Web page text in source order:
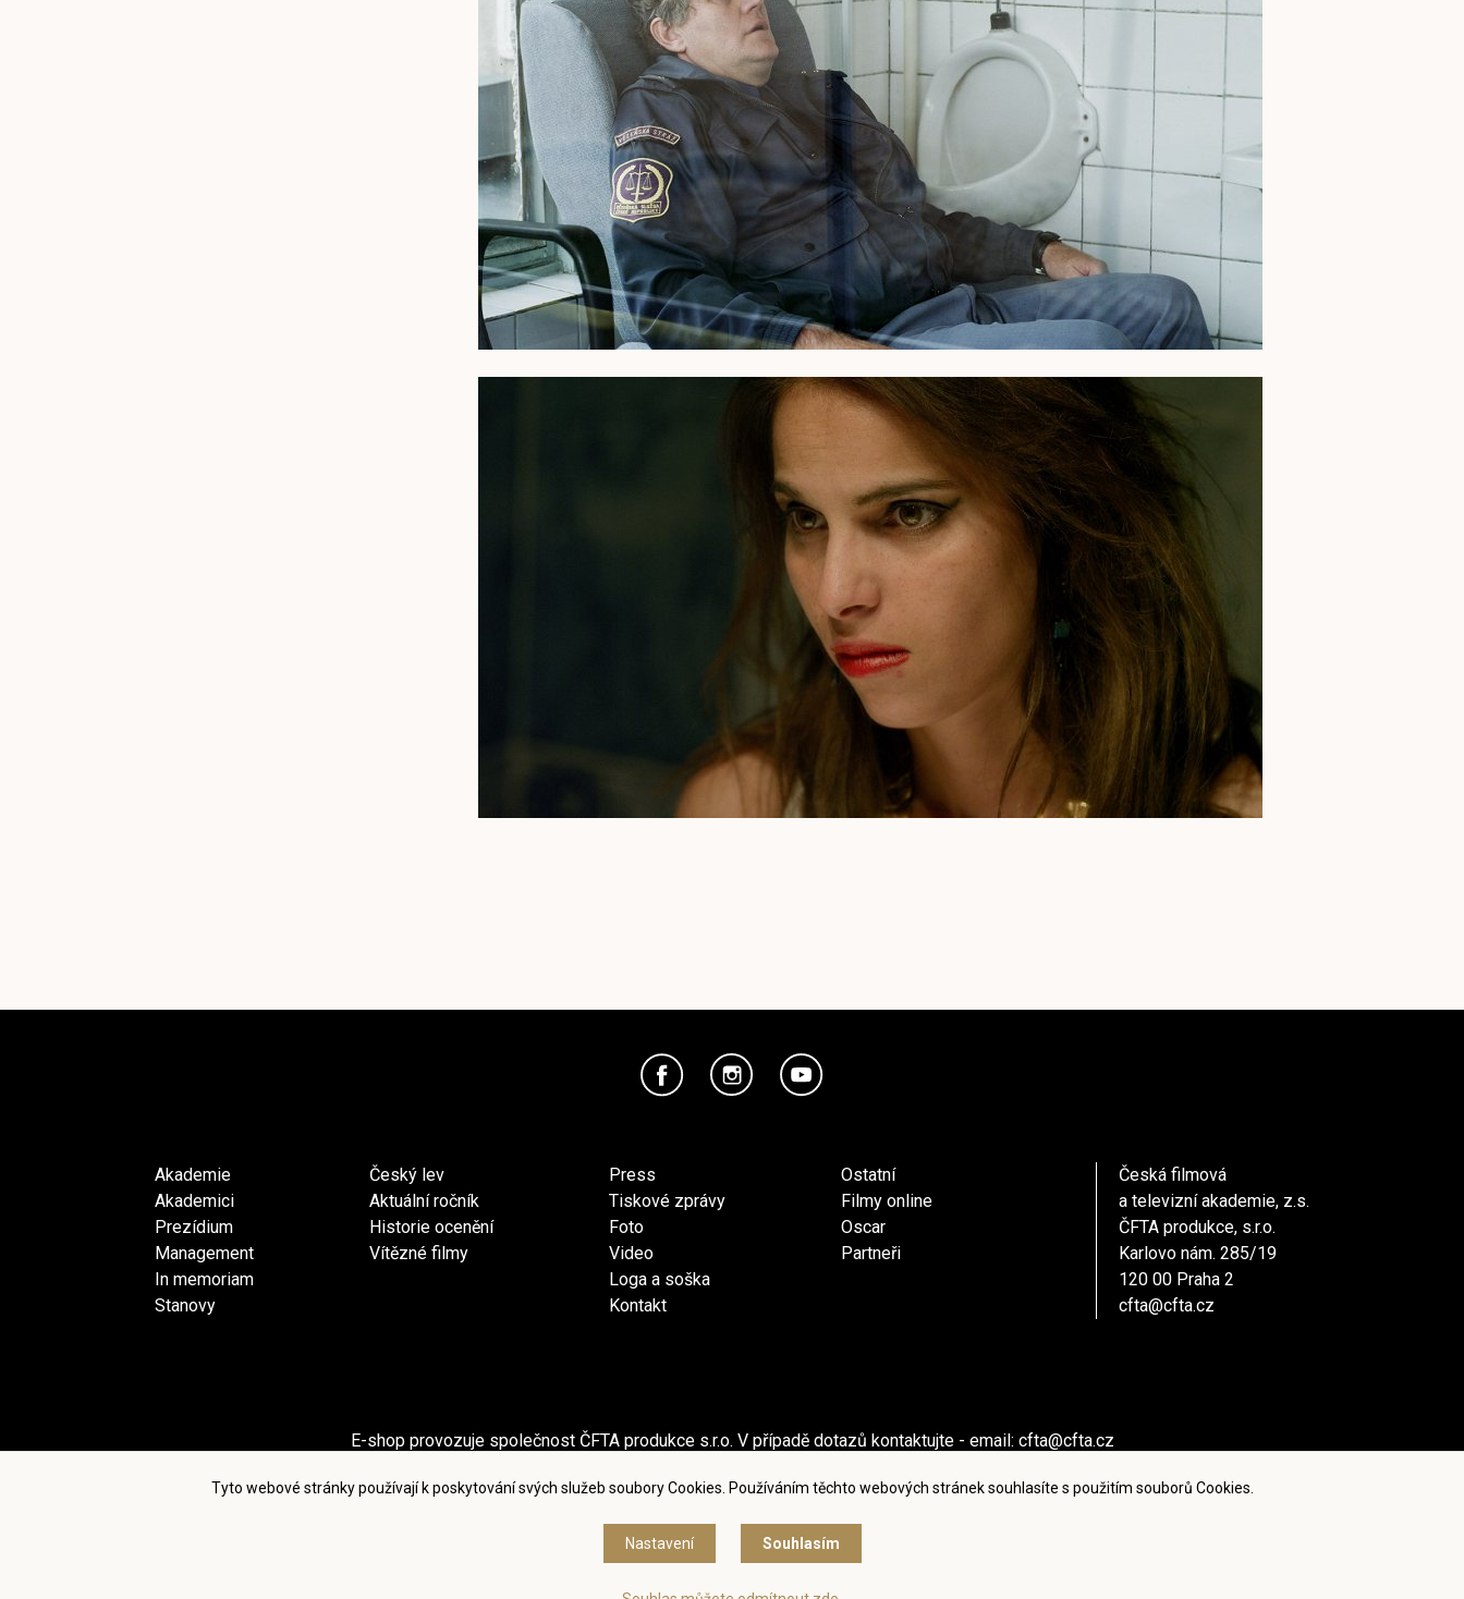
Tyto webové stránky používají k poskytování svých služeb soubory Cookies. Používáním těchto webových stránek souhlasíte s použitím souborů Cookies.
Nastavení Souhlasím
Akademie
Akademici
Prezídium
Management
In memoriam
Stanovy
Český lev
Aktuální ročník
Historie ocenění
Vítězné filmy
Press
Tiskové zprávy
Foto
Video
Loga a soška
Kontakt
Ostatní
Filmy online
Oscar
Partneři
Česká filmová
a televizní akademie, z.s.
ČFTA produkce, s.r.o.
Karlovo nám. 285/19
120 00 Praha 2
cfta@cfta.cz
E-shop provozuje společnost ČFTA produkce s.r.o. V případě dotazů kontaktujte - email: cfta@cfta.cz
Podmínky užití a zásady ochrany osobních údajů|Nastavení cookies